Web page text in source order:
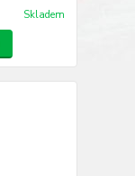
Skladem